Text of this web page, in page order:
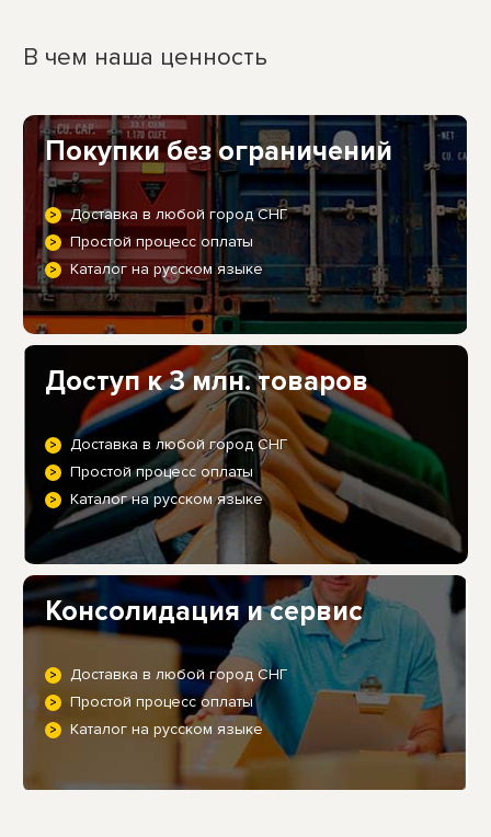
В чем наша ценность
Покупки без ограничений
Доставка в любой город СНГ
Простой процесс оплаты
Каталог на русском языке
Доступ к 3 млн. товаров
Доставка в любой город СНГ
Простой процесс оплаты
Каталог на русском языке
Консолидация и сервис
Доставка в любой город СНГ
Простой процесс оплаты
Каталог на русском языке